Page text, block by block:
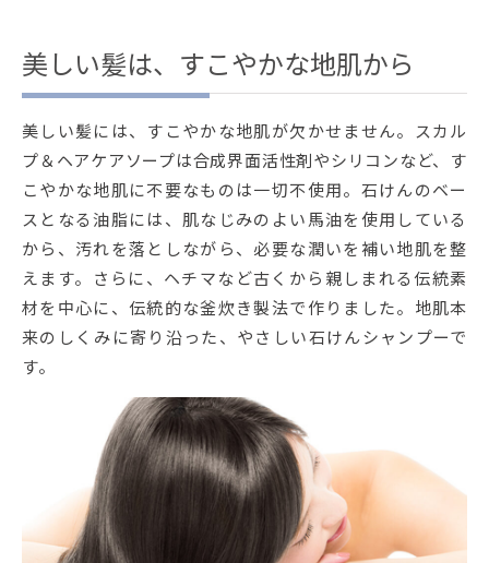
美しい髪は、すこやかな地肌から
美しい髪には、すこやかな地肌が欠かせません。スカル
プ＆ヘアケアソープは合成界面活性剤やシリコンなど、す
こやかな地肌に不要なものは一切不使用。石けんのベー
スとなる油脂には、肌なじみのよい馬油を使用している
から、汚れを落としながら、必要な潤いを補い地肌を整
えます。さらに、ヘチマなど古くから親しまれる伝統素
材を中心に、伝統的な釜炊き製法で作りました。地肌本
来のしくみに寄り沿った、やさしい石けんシャンプーで
す。